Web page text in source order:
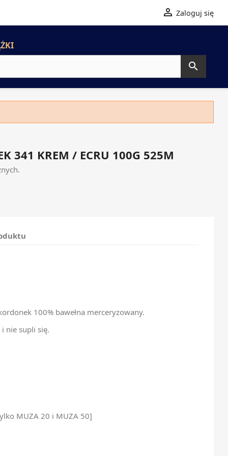
 Zaloguj się

341 KREM / ECRU 100G 525M
100% bawełna merceryzowany.
nie supli się.
MUZA 20 i MUZA 50]